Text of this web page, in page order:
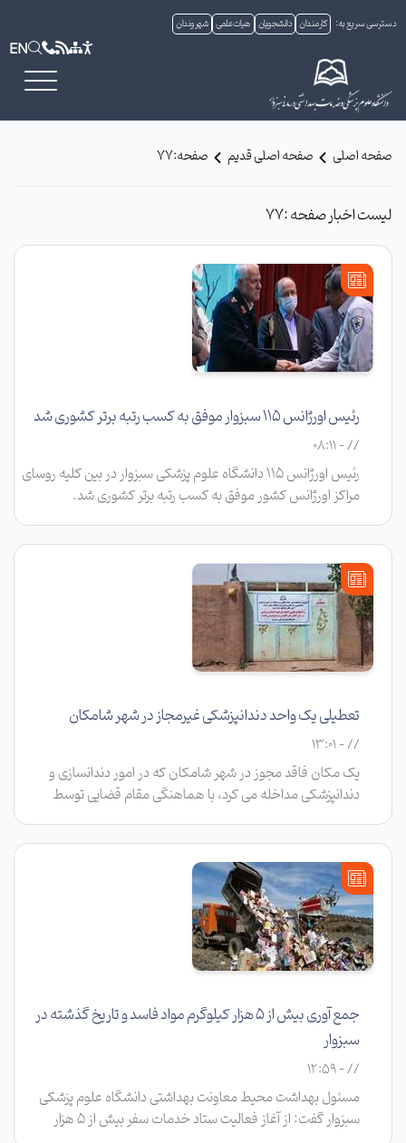
دسترسی سریع به: کارمندان دانشجویان هیات علمی شهروندان
EN
صفحه اصلی صفحه اصلی قدیم صفحه:77
لیست اخبار صفحه :77
رئیس اورژانس ۱۱۵ سبزوار موفق به کسب رتبه برتر کشوری شد
// - 08:11
رئیس اورژانس ۱۱۵ دانشگاه علوم پزشکی سبزوار در بین کلیه روسای
مراکز اورژانس کشور موفق به کسب رتبه برتر کشوری شد.
تعطیلی یک واحد دندانپزشکی غیرمجاز در شهر شامکان
// - 13:01
یک مکان فاقد مجوز در شهر شامکان که در امور دندانسازی و
دندانپزشکی مداخله می کرد، با هماهنگی مقام قضایی توسط
جمع آوری بیش از 5 هزار کیلوگرم مواد فاسد و تاریخ گذشته در
سبزوار
// - 12:59
مسئول بهداشت محیط معاونت بهداشتی دانشگاه علوم پزشکی
سبزوار گفت: از آغاز فعالیت ستاد خدمات سفر بیش از 5 هزار